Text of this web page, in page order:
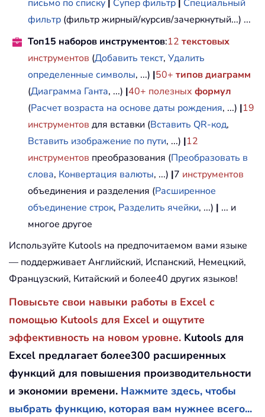
письмо по списку | Супер фильтр | Специальный
фильтр (фильтр жирный/курсив/зачеркнутый...) ...
Топ15 наборов инструментов:12 текстовых
инструментов (Добавить текст, Удалить
определенные символы, ...) |50+ типов диаграмм
(Диаграмма Ганта, ...) |40+ полезных формул
(Расчет возраста на основе даты рождения, ...) |19
инструментов для вставки (Вставить QR-код,
Вставить изображение по пути, ...) |12
инструментов преобразования (Преобразовать в
слова, Конвертация валюты, ...) |7 инструментов
объединения и разделения (Расширенное
объединение строк, Разделить ячейки, ...) | ... и
многое другое
Используйте Kutools на предпочитаемом вами языке
— поддерживает Английский, Испанский, Немецкий,
Французский, Китайский и более40 других языков!
Повысьте свои навыки работы в Excel с
помощью Kutools для Excel и ощутите
эффективность на новом уровне. Kutools для
Excel предлагает более300 расширенных
функций для повышения производительности
и экономии времени. Нажмите здесь, чтобы
выбрать функцию, которая вам нужнее всего...